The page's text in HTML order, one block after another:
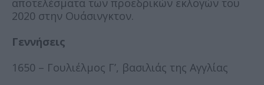
2020 στην Ουάσινγκτον.
Γεννήσεις
1650 – Γουλιέλμος Γ’, βασιλιάς της Αγγλίας